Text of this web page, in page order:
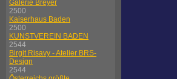
Galerie Breyer
2500
Kaiserhaus Baden
2500
KUNSTVEREIN BADEN
2544
Birgit Risavy - Atelier BRS-
Design
2544